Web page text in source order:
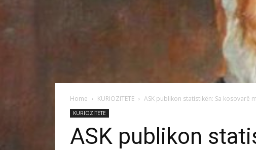
Home KURIOZITETE ASK publikon statistikën: Sa kosovarë
KURIOZITETE
ASK publikon